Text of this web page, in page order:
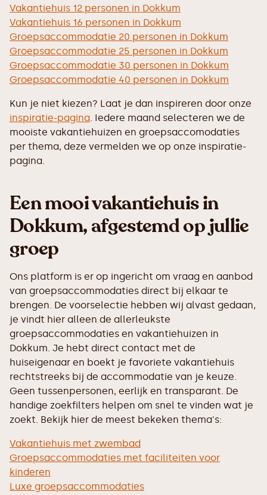
Vakantiehuis 12 personen in Dokkum
Vakantiehuis 16 personen in Dokkum
Groepsaccommodatie 20 personen in Dokkum
Groepsaccommodatie 25 personen in Dokkum
Groepsaccommodatie 30 personen in Dokkum
Groepsaccommodatie 40 personen in Dokkum
Kun je niet kiezen? Laat je dan inspireren door onze
inspiratie-pagina. Iedere maand selecteren we de
mooiste vakantiehuizen en groepsaccomodaties
per thema, deze vermelden we op onze inspiratie-
pagina.
Een mooi vakantiehuis in
Dokkum, afgestemd op jullie
groep
Ons platform is er op ingericht om vraag en aanbod
van groepsaccommodaties direct bij elkaar te
brengen. De voorselectie hebben wij alvast gedaan,
je vindt hier alleen de allerleukste
groepsaccommodaties en vakantiehuizen in
Dokkum. Je hebt direct contact met de
huiseigenaar en boekt je favoriete vakantiehuis
rechtstreeks bij de accommodatie van je keuze.
Geen tussenpersonen, eerlijk en transparant. De
handige zoekfilters helpen om snel te vinden wat je
zoekt. Bekijk hier de meest bekeken thema's:
Vakantiehuis met zwembad
Groepsaccommodaties met faciliteiten voor
kinderen
Luxe groepsaccommodaties